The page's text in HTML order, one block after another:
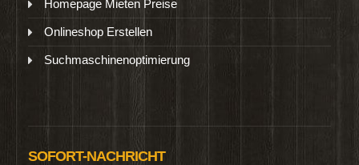
Homepage Mieten Preise
Onlineshop Erstellen
Suchmaschinenoptimierung
SOFORT-NACHRICHT